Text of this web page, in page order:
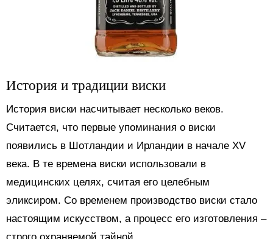
История и традиции виски
История виски насчитывает несколько веков.
Считается, что первые упоминания о виски
появились в Шотландии и Ирландии в начале XV
века. В те времена виски использовали в
медицинских целях, считая его целебным
эликсиром. Со временем производство виски стало
настоящим искусством, а процесс его изготовления –